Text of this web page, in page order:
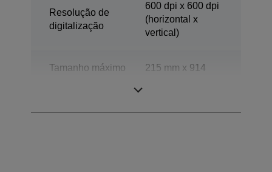
Resolução de
digitalização
600 dpi x 600 dpi
(horizontal x
vertical)
Tamanho máximo
215 mm x 914